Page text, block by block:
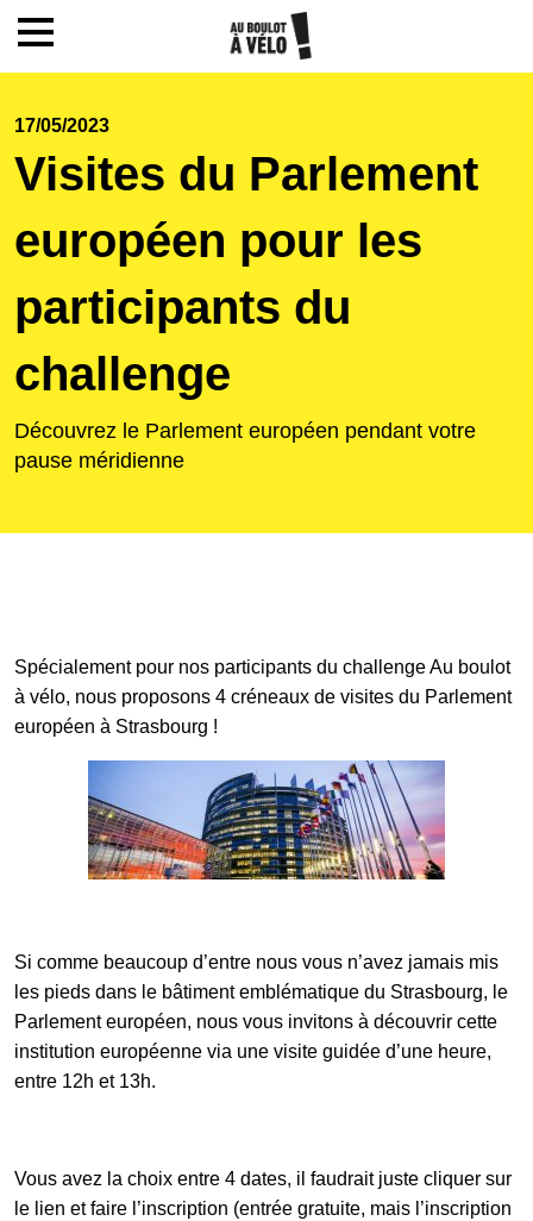
Accueil
Le challenge
Inscription
Ecoles
Résultats
Les participants
FAQ
Contact
17/05/2023
Visites du Parlement
européen pour les
participants du
challenge
Découvrez le Parlement européen pendant votre
pause méridienne
Spécialement pour nos participants du challenge Au boulot
à vélo, nous proposons 4 créneaux de visites du Parlement
européen à Strasbourg !
Si comme beaucoup d’entre nous vous n’avez jamais mis
les pieds dans le bâtiment emblématique du Strasbourg, le
Parlement européen, nous vous invitons à découvrir cette
institution européenne via une visite guidée d’une heure,
entre 12h et 13h.
Vous avez la choix entre 4 dates, il faudrait juste cliquer sur
le lien et faire l’inscription (entrée gratuite, mais l’inscription